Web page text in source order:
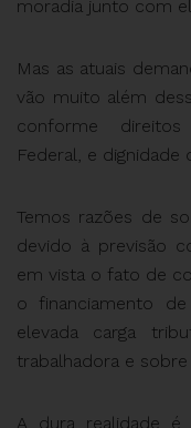
moradia junto com
Mas as atuais
vão muito além
conforme
Federal, e dignidade
Temos razões de
devido à previsão
em vista o fato de
o financiamento
elevada carga
trabalhadora e
A dura realidade